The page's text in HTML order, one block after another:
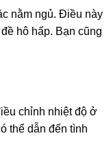
nằm ngủ. Điều này
hô hấp. Bạn cũng
chỉnh nhiệt độ ở
thể dẫn đến tình